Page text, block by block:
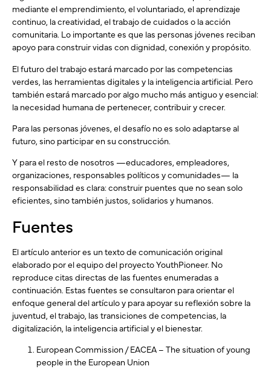
mediante el emprendimiento, el voluntariado, el aprendizaje
continuo, la creatividad, el trabajo de cuidados o la acción
comunitaria. Lo importante es que las personas jóvenes reciban
apoyo para construir vidas con dignidad, conexión y propósito.
El futuro del trabajo estará marcado por las competencias
verdes, las herramientas digitales y la inteligencia artificial. Pero
también estará marcado por algo mucho más antiguo y esencial:
la necesidad humana de pertenecer, contribuir y crecer.
Para las personas jóvenes, el desafío no es solo adaptarse al
futuro, sino participar en su construcción.
Y para el resto de nosotros —educadores, empleadores,
organizaciones, responsables políticos y comunidades— la
responsabilidad es clara: construir puentes que no sean solo
eficientes, sino también justos, solidarios y humanos.
Fuentes
El artículo anterior es un texto de comunicación original
elaborado por el equipo del proyecto YouthPioneer. No
reproduce citas directas de las fuentes enumeradas a
continuación. Estas fuentes se consultaron para orientar el
enfoque general del artículo y para apoyar su reflexión sobre la
juventud, el trabajo, las transiciones de competencias, la
digitalización, la inteligencia artificial y el bienestar.
European Commission / EACEA – The situation of young
people in the European Union